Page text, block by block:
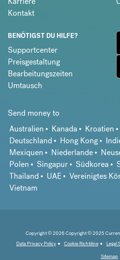
Kontakt
BENÖTIGST DU HILFE?
Supportcenter
Preisgestaltung
Bearbeitungszeiten
Umtausch
Send money to
Australien
Kanada Kroatien
Deutschland
Hong Kong
Mexiquen
Niederlande
Polen
Singapur Südkorea
Thailand
UAE Vereinigtes
Vietnam
Copyright © 2026 Copyright © 2025
Data Privacy Policy
Cookie Richtiline Legal
Sitemap